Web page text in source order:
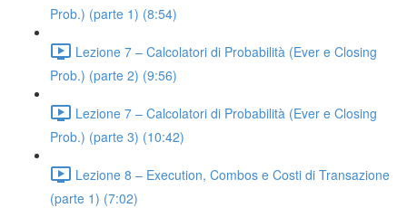
Prob.) (parte 1) (8:54)
Lezione 7 – Calcolatori di Probabilità (Ever e Closing
Prob.) (parte 2) (9:56)
Lezione 7 – Calcolatori di Probabilità (Ever e Closing
Prob.) (parte 3) (10:42)
Lezione 8 – Execution, Combos e Costi di Transazione
(parte 1) (7:02)